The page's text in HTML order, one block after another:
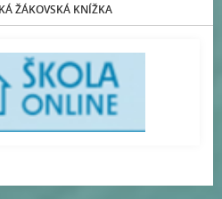
ŽÁKOVSKÁ KNÍŽKA